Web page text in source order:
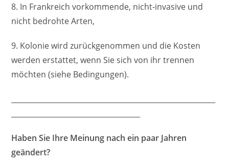
8. In Frankreich vorkommende, nicht-invasive und
nicht bedrohte Arten,
9. Kolonie wird zurückgenommen und die Kosten
werden erstattet, wenn Sie sich von ihr trennen
möchten (siehe Bedingungen).
Haben Sie Ihre Meinung nach ein paar Jahren
geändert?